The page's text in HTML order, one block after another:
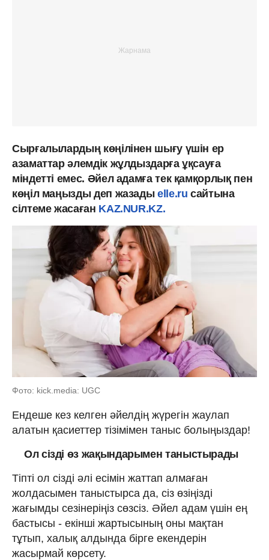
Сырғалылардың көңілінен шығу үшін ер
азаматтар әлемдік жұлдыздарға ұқсауға
міндетті емес. Әйел адамға тек қамқорлық пен
көңіл маңызды деп жазады elle.ruсайтына
сілтеме жасаған KAZ.NUR.KZ.
Фото: kick.media: UGC
Ендеше кез келген әйелдің жүрегін жаулап
алатын қасиеттер тізімімен таныс болыңыздар!
Ол сізді өз жақындарымен таныстырады
Тіпті ол сізді әлі есімін жаттап алмаған
жолдасымен таныстырса да, сіз өзіңізді
жағымды сезінеріңіз сөзсіз. Әйел адам үшін ең
бастысы - екінші жартысының оны мақтан
тұтып, халық алдында бірге екендерін
жасырмай көрсету.